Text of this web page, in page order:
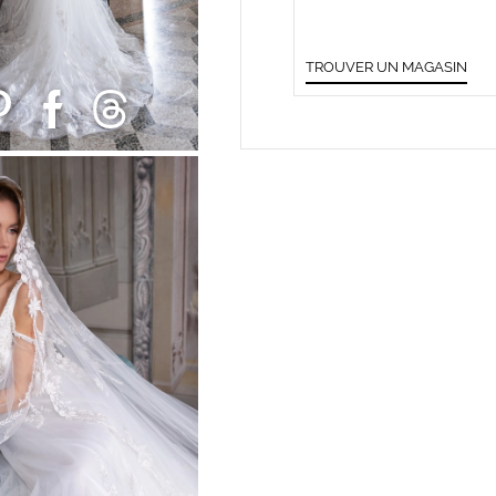
TROUVER UN MAGASIN